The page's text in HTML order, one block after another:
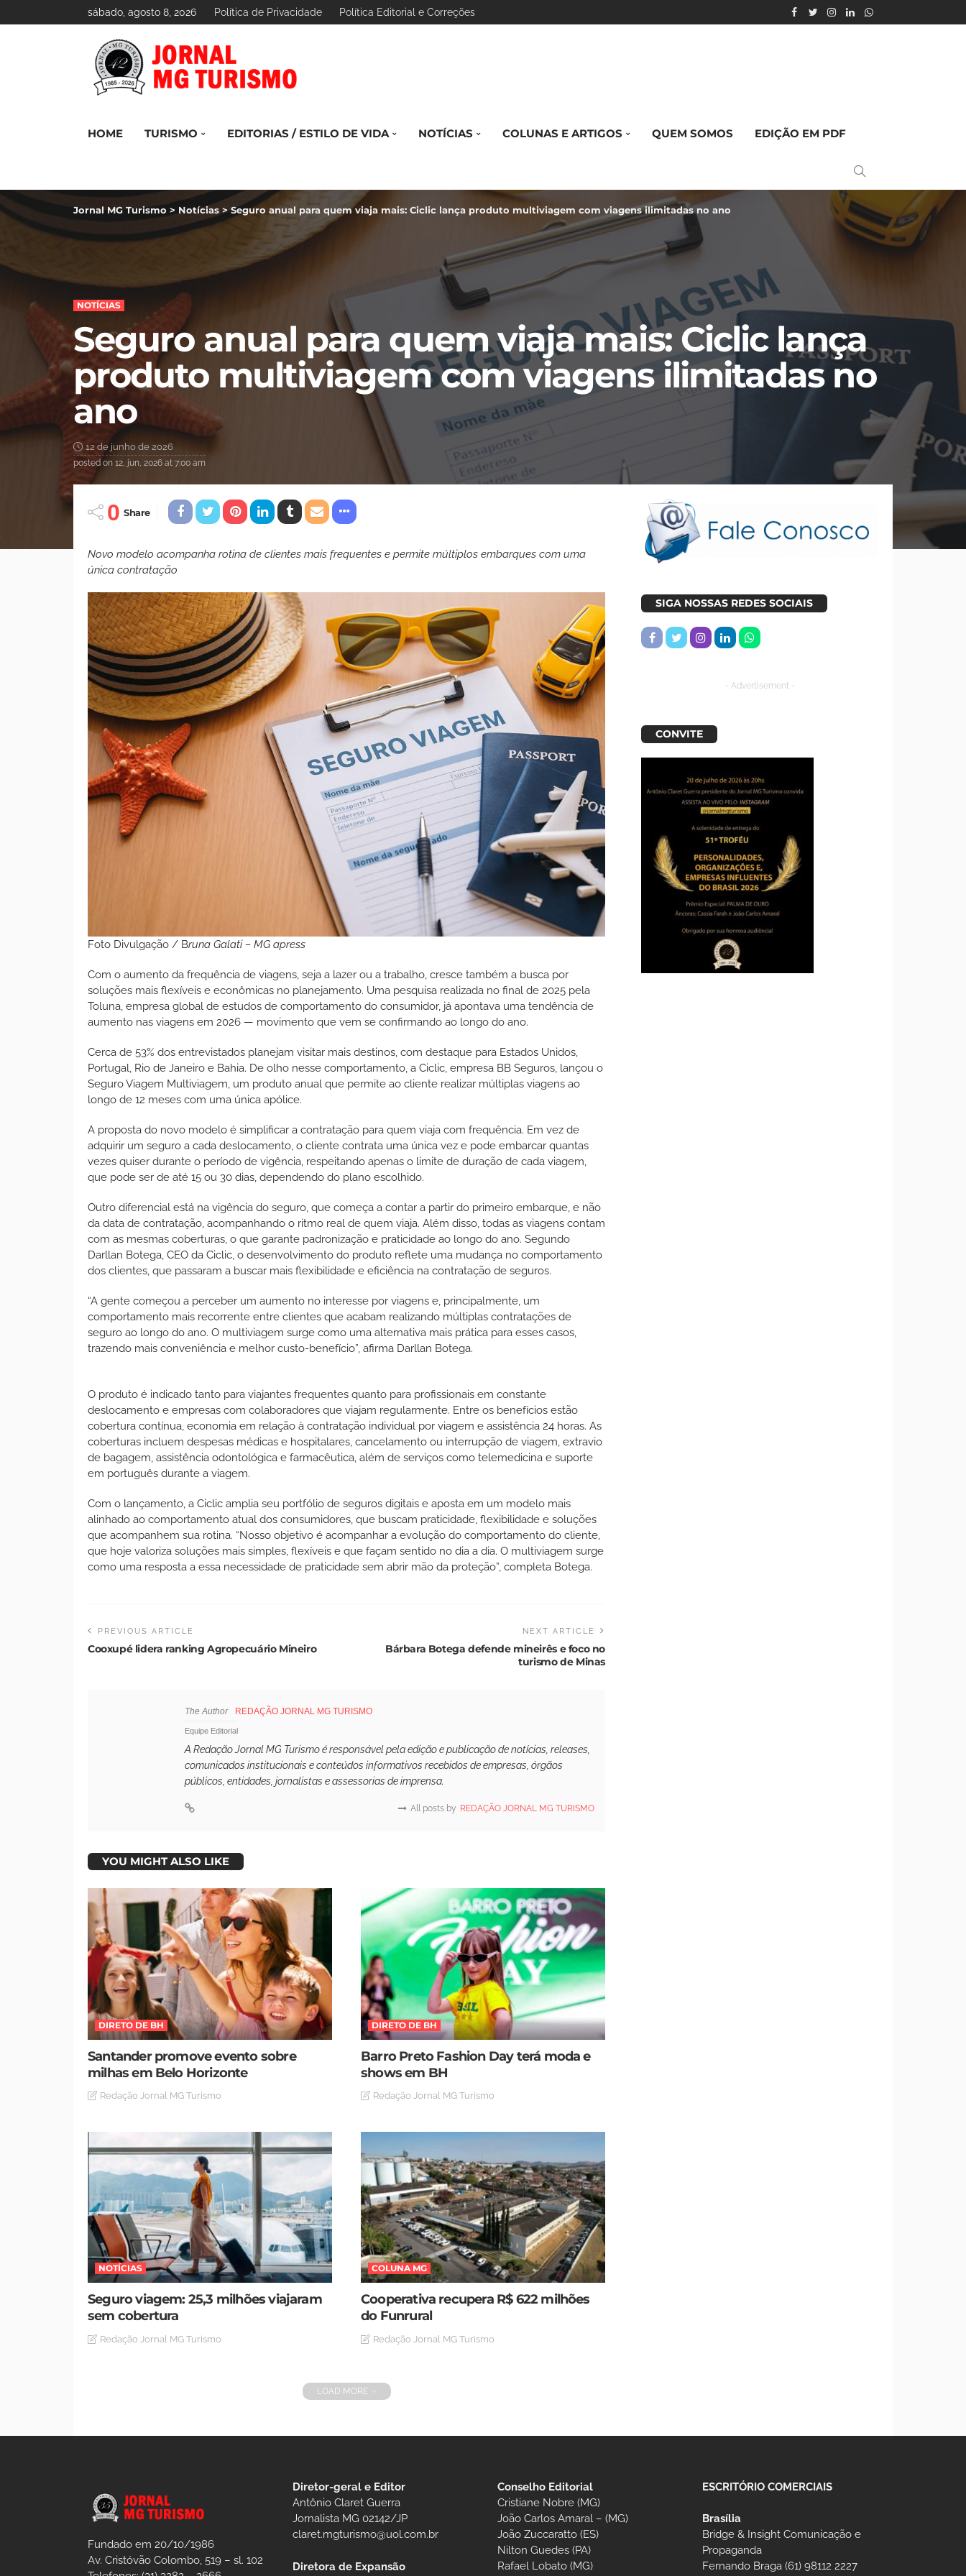
sábado, agosto 8, 2026 Política de Privacidade Política Editorial e Correções
HOME TURISMO EDITORIAS / ESTILO DE VIDA NOTÍCIAS COLUNAS E ARTIGOS QUEM SOMOS EDIÇÃO EM PDF
Jornal MG Turismo > Notícias >Seguro anual para quem viaja mais: Ciclic lança produto multiviagem com viagens ilimitadas no ano
NOTÍCIAS
Seguro anual para quem viaja mais: Ciclic lança
produto multiviagem com viagens ilimitadas no
ano
12 de junho de 2026
posted on 12, jun, 2026 at 7:00 am
0 Share
Novo modelo acompanha rotina de clientes mais frequentes e permite múltiplos embarques com uma
única contratação
Foto Divulgação / Bruna Galati – MG apress
Com o aumento da frequência de viagens, seja a lazer ou a trabalho, cresce também a busca por
soluções mais flexíveis e econômicas no planejamento. Uma pesquisa realizada no final de 2025 pela
Toluna, empresa global de estudos de comportamento do consumidor, já apontava uma tendência de
aumento nas viagens em 2026 — movimento que vem se confirmando ao longo do ano.
Cerca de 53% dos entrevistados planejam visitar mais destinos, com destaque para Estados Unidos,
Portugal, Rio de Janeiro e Bahia. De olho nesse comportamento, a Ciclic, empresa BB Seguros, lançou o
Seguro Viagem Multiviagem, um produto anual que permite ao cliente realizar múltiplas viagens ao
longo de 12 meses com uma única apólice.
A proposta do novo modelo é simplificar a contratação para quem viaja com frequência. Em vez de
adquirir um seguro a cada deslocamento, o cliente contrata uma única vez e pode embarcar quantas
vezes quiser durante o período de vigência, respeitando apenas o limite de duração de cada viagem,
que pode ser de até 15 ou 30 dias, dependendo do plano escolhido.
Outro diferencial está na vigência do seguro, que começa a contar a partir do primeiro embarque, e não
da data de contratação, acompanhando o ritmo real de quem viaja. Além disso, todas as viagens contam
com as mesmas coberturas, o que garante padronização e praticidade ao longo do ano. Segundo
Darllan Botega, CEO da Ciclic, o desenvolvimento do produto reflete uma mudança no comportamento
dos clientes, que passaram a buscar mais flexibilidade e eficiência na contratação de seguros.
“A gente começou a perceber um aumento no interesse por viagens e, principalmente, um
comportamento mais recorrente entre clientes que acabam realizando múltiplas contratações de
seguro ao longo do ano. O multiviagem surge como uma alternativa mais prática para esses casos,
trazendo mais conveniência e melhor custo-benefício”, afirma Darllan Botega.
O produto é indicado tanto para viajantes frequentes quanto para profissionais em constante
deslocamento e empresas com colaboradores que viajam regularmente. Entre os benefícios estão
cobertura contínua, economia em relação à contratação individual por viagem e assistência 24 horas. As
coberturas incluem despesas médicas e hospitalares, cancelamento ou interrupção de viagem, extravio
de bagagem, assistência odontológica e farmacêutica, além de serviços como telemedicina e suporte
em português durante a viagem.
Com o lançamento, a Ciclic amplia seu portfólio de seguros digitais e aposta em um modelo mais
alinhado ao comportamento atual dos consumidores, que buscam praticidade, flexibilidade e soluções
que acompanhem sua rotina. “Nosso objetivo é acompanhar a evolução do comportamento do cliente,
que hoje valoriza soluções mais simples, flexíveis e que façam sentido no dia a dia. O multiviagem surge
como uma resposta a essa necessidade de praticidade sem abrir mão da proteção”, completa Botega.
PREVIOUS ARTICLE
Cooxupé lidera ranking Agropecuário Mineiro
NEXT ARTICLE
Bárbara Botega defende mineirês e foco no
turismo de Minas
The Author REDAÇÃO JORNAL MG TURISMO
Equipe Editorial
A Redação Jornal MG Turismo é responsável pela edição e publicação de notícias, releases,
comunicados institucionais e conteúdos informativos recebidos de empresas, órgãos
públicos, entidades, jornalistas e assessorias de imprensa.
All posts by REDAÇÃO JORNAL MG TURISMO
YOU MIGHT ALSO LIKE
DIRETO DE BH
Santander promove evento sobre
milhas em Belo Horizonte
Redação Jornal MG Turismo
DIRETO DE BH
Barro Preto Fashion Day terá moda e
shows em BH
Redação Jornal MG Turismo
NOTÍCIAS
Seguro viagem: 25,3 milhões viajaram
sem cobertura
Redação Jornal MG Turismo
COLUNA MG
Cooperativa recupera R$ 622 milhões
do Funrural
Redação Jornal MG Turismo
LOAD MORE
SIGA NOSSAS REDES SOCIAIS
- Advertisement -
CONVITE
Fundado em 20/10/1986
Av. Cristóvão Colombo, 519 – sl. 102
Diretor-geral e Editor
Antônio Claret Guerra
Jornalista MG 02142/JP
claret.mgturismo@uol.com.br
Diretora de Expansão
Conselho Editorial
Cristiane Nobre (MG)
João Carlos Amaral – (MG)
João Zuccaratto (ES)
Nilton Guedes (PA)
Rafael Lobato (MG)
ESCRITÓRIO COMERCIAIS
Brasília
Bridge & Insight Comunicação e
Propaganda
Fernando Braga (61) 98112 2227